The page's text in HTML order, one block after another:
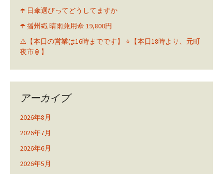
☂️ 日傘選びってどうしてますか
☂️ 播州織 晴雨兼用傘 19,800円
⚠️【本日の営業は16時までです】 ⭐️【本日18時より、元町
夜市🏮】
アーカイブ
2026年8月
2026年7月
2026年6月
2026年5月